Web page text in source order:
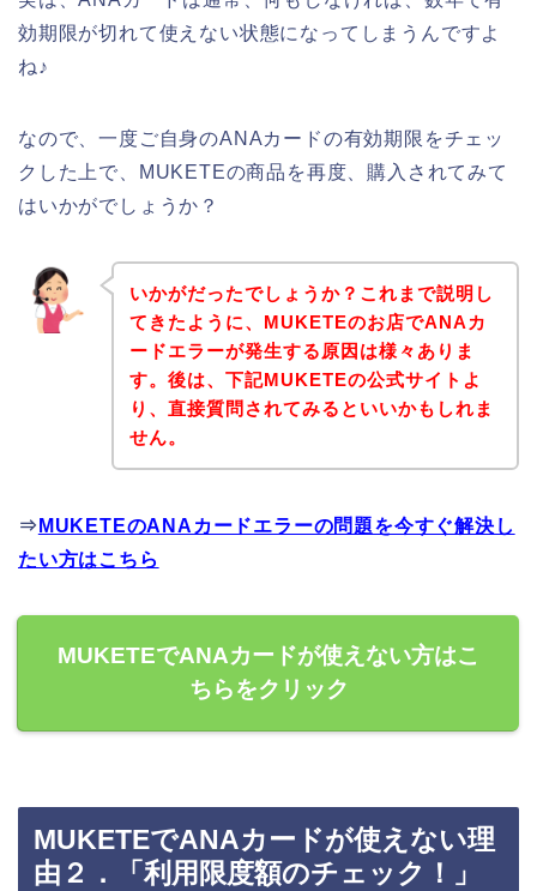
効期限が切れて使えない状態になってしまうんですよ
ね♪
なので、一度ご自身のANAカードの有効期限をチェッ
クした上で、MUKETEの商品を再度、購入されてみて
はいかがでしょうか？
いかがだったでしょうか？これまで説明し
てきたように、MUKETEのお店でANAカ
ードエラーが発生する原因は様々ありま
す。後は、下記MUKETEの公式サイトよ
り、直接質問されてみるといいかもしれま
せん。
⇒ MUKETEのANAカードエラーの問題を今すぐ解決し
たい方はこちら
MUKETEでANAカードが使えない方はこ
ちらをクリック
MUKETEでANAカードが使えない理
由２．「利用限度額のチェック！」